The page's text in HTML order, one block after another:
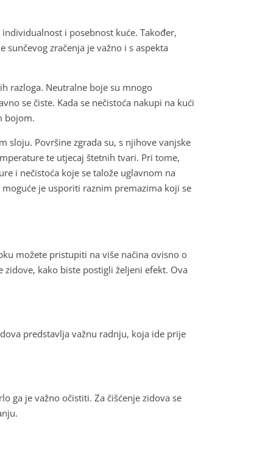
i posebnost kuće. Također,
zračenja je važno i s aspekta
razloga. Neutralne boje su mnogo
se čiste. Kada se nečistoća nakupi na kući
bojom.
sloju. Površine zgrada su, s njihove vanjske
te utjecaj štetnih tvari. Pri tome,
i nečistoća koje se talože uglavnom na
je usporiti raznim premazima koji se
možete pristupiti na više načina ovisno o
kako biste postigli željeni efekt. Ova
predstavlja važnu radnju, koja ide prije
ga je važno očistiti. Za čišćenje zidova se